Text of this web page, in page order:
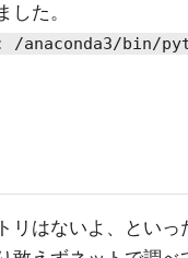
た。
/anaconda3/bin/
はないよ、といっ